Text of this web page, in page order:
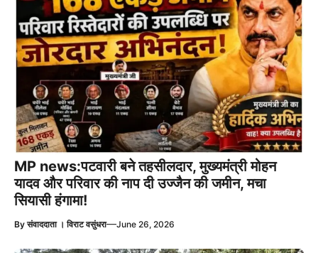
MP news:पटवारी बने तहसीलदार, मुख्यमंत्री मोहन
यादव और परिवार की नाप दी उज्जैन की जमीन, मचा
सियासी हंगामा!
Byसंवाददाता । विराट वसुंधरा—June 26, 2026